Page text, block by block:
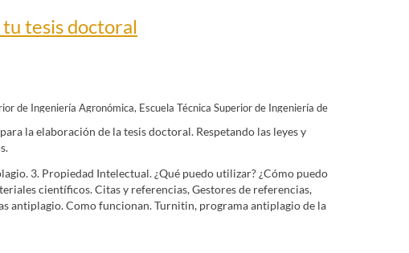
tesis doctoral
de Ingeniería Agronómica Escuela Técnica Superior de Ingeniería de
y Empresariales Facultad de Comunicación Facultad de Derecho
de Psicología Facultad de Química Facultad de Turismo y Finanzas
la elaboración de la tesis doctoral. Respetando las leyes y
3. Propiedad Intelectual. ¿Qué puedo utilizar? ¿Cómo puedo
científicos. Citas y referencias, Gestores de referencias,
antiplagio. Como funcionan. Turnitin, programa antiplagio de la